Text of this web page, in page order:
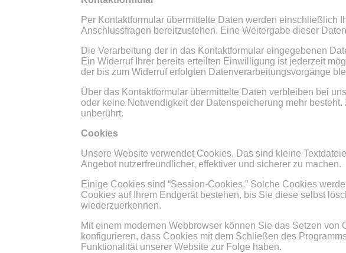
Per Kontaktformular übermittelte Daten werden einschließlich
Anschlussfragen bereitzustehen. Eine Weitergabe dieser
Die Verarbeitung der in das Kontaktformular eingegebenen
Ein Widerruf Ihrer bereits erteilten Einwilligung ist jederzeit
der bis zum Widerruf erfolgten Datenverarbeitungsvorgänge
Über das Kontaktformular übermittelte Daten verbleiben bei
oder keine Notwendigkeit der Datenspeicherung mehr
unberührt.
Cookies
Unsere Website verwendet Cookies. Das sind kleine
Angebot nutzerfreundlicher, effektiver und sicherer zu machen.
Einige Cookies sind “Session-Cookies.” Solche Cookies
Cookies auf Ihrem Endgerät bestehen, bis Sie diese selbst
wiederzuerkennen.
Mit einem modernen Webbrowser können Sie das Setzen
konfigurieren, dass Cookies mit dem Schließen des
Funktionalität unserer Website zur Folge haben.